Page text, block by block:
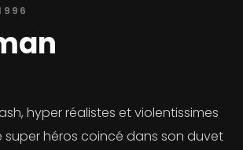
hyper réalistes et violentissimes
super héros coincé dans son duvet